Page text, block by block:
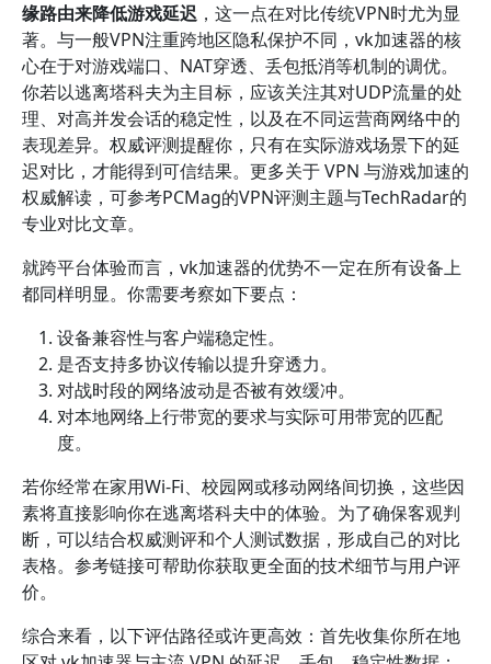
缘路由来降低游戏延迟 ，这一点在对比传统VPN时尤为显
著。与一般VPN注重跨地区隐私保护不同，vk加速器的核
心在于对游戏端口、NAT穿透、丢包抵消等机制的调优。
你若以逃离塔科夫为主目标，应该关注其对UDP流量的处
理、对高并发会话的稳定性，以及在不同运营商网络中的
表现差异。权威评测提醒你，只有在实际游戏场景下的延
迟对比，才能得到可信结果。更多关于 VPN 与游戏加速的
权威解读，可参考PCMag的VPN评测主题与TechRadar的
专业对比文章。
就跨平台体验而言，vk加速器的优势不一定在所有设备上
都同样明显。你需要考察如下要点：
设备兼容性与客户端稳定性。
是否支持多协议传输以提升穿透力。
对战时段的网络波动是否被有效缓冲。
对本地网络上行带宽的要求与实际可用带宽的匹配
度。
若你经常在家用Wi‑Fi、校园网或移动网络间切换，这些因
素将直接影响你在逃离塔科夫中的体验。为了确保客观判
断，可以结合权威测评和个人测试数据，形成自己的对比
表格。参考链接可帮助你获取更全面的技术细节与用户评
价。
综合来看，以下评估路径或许更高效：首先收集你所在地